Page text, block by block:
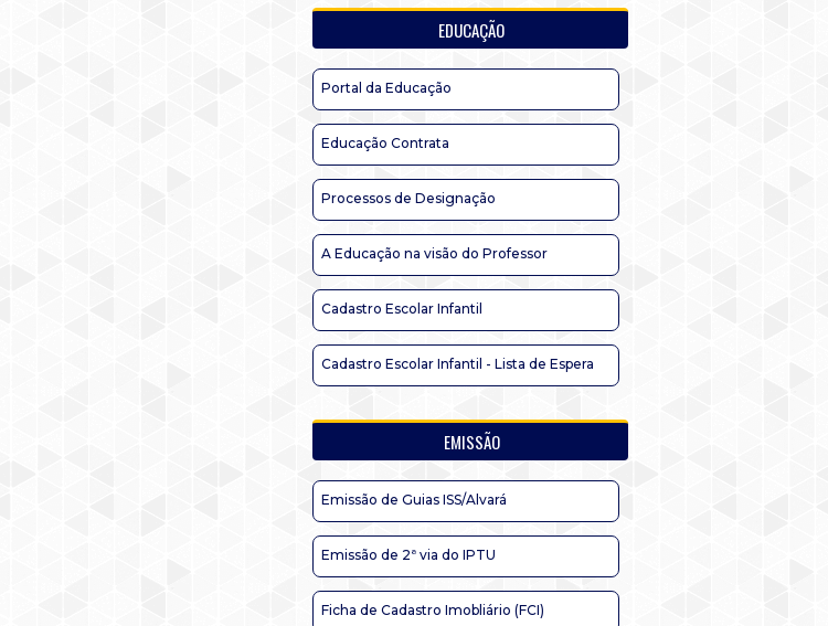
EDUCAÇÃO
Portal da Educação
Educação Contrata
Processos de Designação
A Educação na visão do Professor
Cadastro Escolar Infantil
Cadastro Escolar Infantil - Lista de Espera
EMISSÃO
Emissão de Guias ISS/Alvará
Emissão de 2ª via do IPTU
Ficha de Cadastro Imobliário (FCI)